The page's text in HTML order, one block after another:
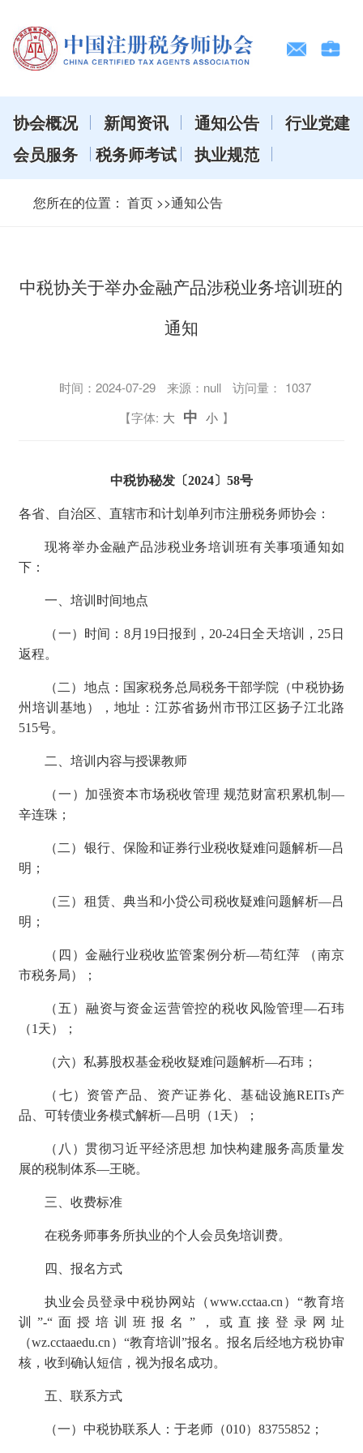
协会概况 新闻资讯 通知公告
行业党建
会员服务
税务师考试 执业规范
您所在的位置： 首页 >>通知公告
中税协关于举办金融产品涉税业务培训班的
通知
时间： 2024-07-29 来源：null 访问量： 1037
【字体: 大 中 小 】
中税协秘发〔2024〕 58号
各省、自治区、直辖市和计划单列市注册税务师协会：
现将举办金融产品涉税业务培训班有关事项通知如
下：
一、培训时间地点
（一）时间： 8月 19日报到， 20-24日全天培训， 25 日
返程。
（二）地点：国家税务总局税务干部学院（中税协扬
州培训基地），地址：江苏省扬州市邗江区扬子江北路
515号。
二、培训内容与授课教师
（一） 加强资本市场税收管理 规范财富积累机制 —
辛连珠 ；
（二） 银行、保险和证券行业税收疑难问题解析—吕
明 ；
（三） 租赁、典当和小贷公司税收疑难问题解析—吕
明 ；
（四）金融行业税收监管案例分析—苟红萍 （南京
市税务局）；
（五） 融资与资金运营管控的税收风险管理—石玮
（1天） ；
（六）私募股权基金税收疑难问题解析—石玮 ；
（七） 资管产品、资产证券化、基础设施REITs产
品、可转债业务模式解析—吕明 （1天） ；
（八）贯彻习近平经济思想 加快构建服务高质量发
展的税制体系—王晓。
三、收费标准
在税务师事务所执业的个人会员免培训费。
四、报名方式
执业会员登录中税协网站（www.cctaa.cn）“教育培
训”-“面授培训班报名”，或直接登录网址
（wz.cctaaedu.cn）“教育培训”报名。报名后经地方税协审
核，收到确认短信，视为报名成功。
五、联系方式
（一）中税协联系人：于老师（010）83755852 ；